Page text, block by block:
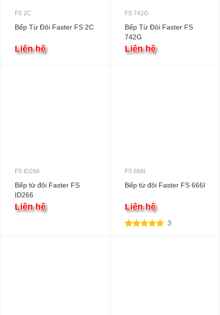
FS 2C
Bếp Từ Đôi Faster FS 2C
Liên hệ
FS 742G
Bếp Từ Đôi Faster FS
742G
Liên hệ
FS ID266
Bếp từ đôi Faster FS
ID266
Liên hệ
FS 666I
Bếp từ đôi Faster FS 666I
Liên hệ
3